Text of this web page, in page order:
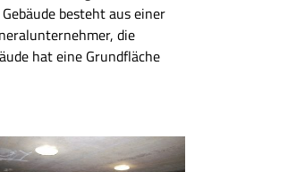
besteht aus einer
die
hat eine Grundfläche